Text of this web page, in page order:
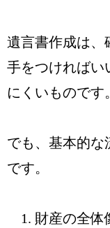
遺言書作成は、
手をつければい
にくいものです
でも、基本的な
です。
財産の全体